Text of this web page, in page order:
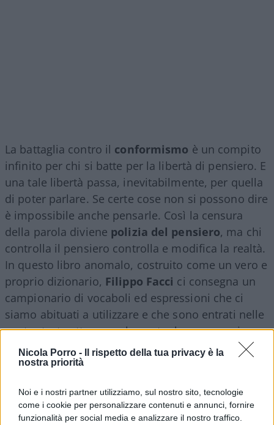
Nicola Porro -
Il rispetto della tua privacy è la
nostra priorità
Noi e i nostri partner utilizziamo, sul nostro sito, tecnologie
come i cookie per personalizzare contenuti e annunci, fornire
funzionalità per social media e analizzare il nostro traffico.
La battaglia contro il conformismo è un compito
infinito per chi si batte per la libertà di pensiero. E
una tale libertà passa, inevitabilmente, per quella
di poter parlare. Se certe cose non si possono dire
è impossibile anche pensarle. Così la censura
della parola diviene polizia del pensiero, ma chi
controlla il pensiero controlla e modifica la realtà.
In questo libro anomalo, costruito come un vero e
proprio dizionario, Filippo Facci ci consegna un
campionario di vocaboli ed espressioni che ci
siamo abituati a utilizzare e che sono entrati nelle
nostre teste attraverso la nostra bocca, quasi
senza accorgercene.
suoni, hanno dato un nuovo volto al nostro
mondo. Ed è un volto tutt’altro che rassicurante. A